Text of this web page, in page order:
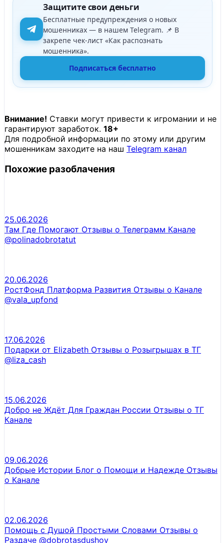
Защитите свои деньги
Бесплатные предупреждения о новых
мошенниках — в нашем Telegram. 📌 В
закрепе чек-лист «Как распознать
мошенника».
Подписаться бесплатно
Внимание! Ставки могут привести к игромании и не
гарантируют заработок. 18+
Для подробной информации по этому или другим
мошенникам заходите на наш Telegram канал
Похожие разоблачения
25.06.2026
Там Где Помогают Отзывы о Телеграмм Канале
@polinadobrotatut
20.06.2026
РостФонд Платформа Развития Отзывы о Канале
@vala_upfond
17.06.2026
Подарки от Elizabeth Отзывы о Розыгрышах в ТГ
@Iiza_cash
15.06.2026
Добро не Ждёт Для Граждан России Отзывы о ТГ
Канале
09.06.2026
Добрые Истории Блог о Помощи и Надежде Отзывы
о Канале
02.06.2026
Помощь с Душой Простыми Словами Отзывы о
Раздаче @dobrotasdushoy